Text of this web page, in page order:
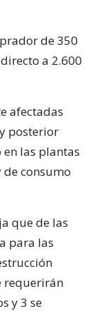
de 350
a 2.600
afectadas
posterior
en las plantas
consumo
que de las
para las
requerirán
y 3 se